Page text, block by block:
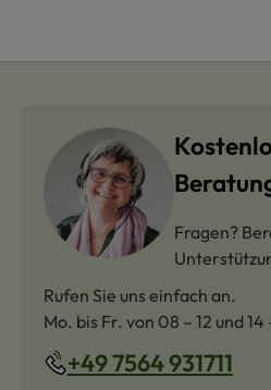
Fragen?
Rufen Sie uns einfach an.
Mo. bis Fr. von 08 – 12 und 14
+49 7564 931711